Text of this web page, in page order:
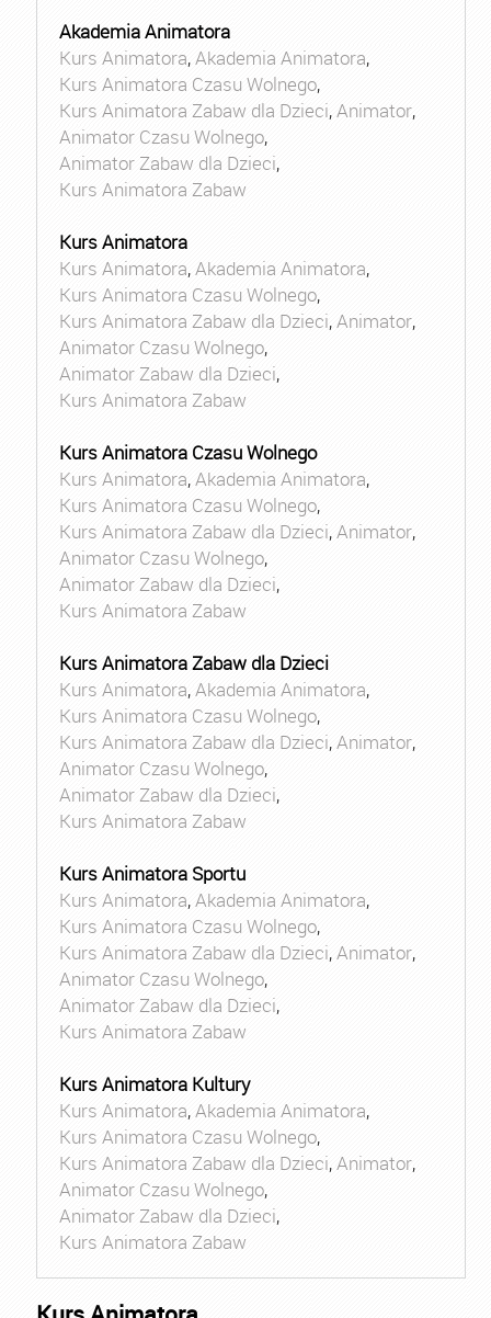
Akademia Animatora
Kurs Animatora,Akademia Animatora,
Kurs Animatora Czasu Wolnego,
Kurs Animatora Zabaw dla Dzieci,Animator,
Animator Czasu Wolnego,
Animator Zabaw dla Dzieci,
Kurs Animatora Zabaw
Kurs Animatora
Kurs Animatora,Akademia Animatora,
Kurs Animatora Czasu Wolnego,
Kurs Animatora Zabaw dla Dzieci,Animator,
Animator Czasu Wolnego,
Animator Zabaw dla Dzieci,
Kurs Animatora Zabaw
Kurs Animatora Czasu Wolnego
Kurs Animatora,Akademia Animatora,
Kurs Animatora Czasu Wolnego,
Kurs Animatora Zabaw dla Dzieci,Animator,
Animator Czasu Wolnego,
Animator Zabaw dla Dzieci,
Kurs Animatora Zabaw
Kurs Animatora Zabaw dla Dzieci
Kurs Animatora,Akademia Animatora,
Kurs Animatora Czasu Wolnego,
Kurs Animatora Zabaw dla Dzieci,Animator,
Animator Czasu Wolnego,
Animator Zabaw dla Dzieci,
Kurs Animatora Zabaw
Kurs Animatora Sportu
Kurs Animatora,Akademia Animatora,
Kurs Animatora Czasu Wolnego,
Kurs Animatora Zabaw dla Dzieci,Animator,
Animator Czasu Wolnego,
Animator Zabaw dla Dzieci,
Kurs Animatora Zabaw
Kurs Animatora Kultury
Kurs Animatora,Akademia Animatora,
Kurs Animatora Czasu Wolnego,
Kurs Animatora Zabaw dla Dzieci,Animator,
Animator Czasu Wolnego,
Animator Zabaw dla Dzieci,
Kurs Animatora Zabaw